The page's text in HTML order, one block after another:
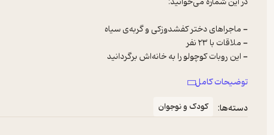
توضیحات کامل
دسته‌ها:
کودک و نوجوان